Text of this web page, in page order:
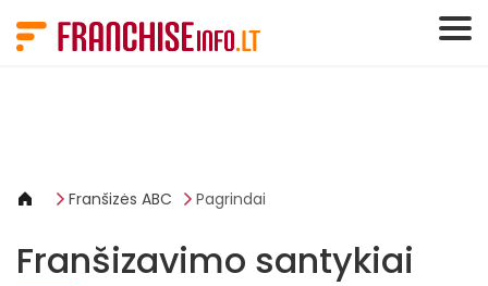
Franšizės ABC Pagrindai
Franšizavimo santykiai